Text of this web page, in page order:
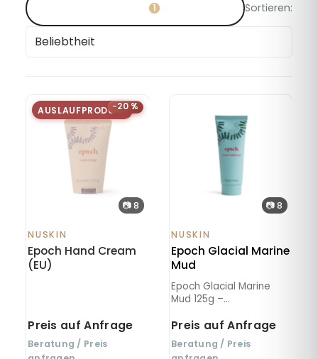
1 Sortieren:
AUSLAUFPRODUKT
−20 %
📷 8
NUSKIN
Epoch Hand Cream
(EU)
Preis auf Anfrage
Beratung / Preis
📷 8
NUSKIN
Epoch Glacial Marine
Mud
Epoch Glacial Marine
Mud 125g –
verfeinertes Hautbild.
Preis auf Anfrage
Beratung / Preis